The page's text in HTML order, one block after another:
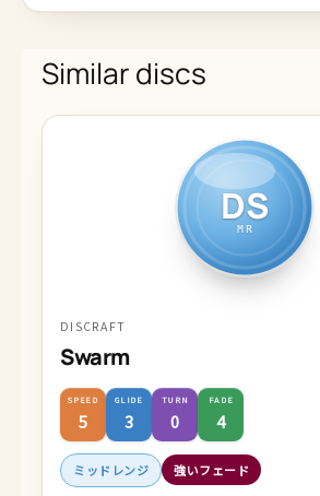
Similar discs
DS
MR
DISCRAFT
Swarm
SPEED
5
GLIDE
3
TURN
0
FADE
4
ミッドレンジ 強いフェード